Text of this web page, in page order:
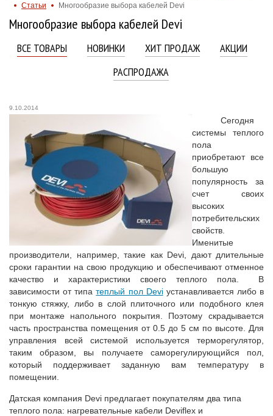
Статьи
Многообразие выбора кабелей Devi
Многообразие выбора кабелей Devi
ВСЕ ТОВАРЫ НОВИНКИ ХИТ ПРОДАЖ
АКЦИИ
РАСПРОДАЖА
9.10.2014
Сегодня
системы теплого
пола
приобретают все
большую
популярность за
счет своих
высоких
потребительских
свойств.
Именитые
производители, например, такие как Devi, дают длительные
сроки гарантии на свою продукцию и обеспечивают отменное
качество и характеристики своего теплого пола. В
зависимости от типатеплый пол Deviустанавливается либо в
тонкую стяжку, либо в слой плиточного или подобного клея
при монтаже напольного покрытия. Поэтому скрадывается
часть пространства помещения от 0.5 до 5 см по высоте. Для
управления всей системой используется терморегулятор,
таким образом, вы получаете саморегулирующийся пол,
который поддерживает заданную вам температуру в
помещении.
Датская компания Devi предлагает покупателям два типа
теплого пола: нагревательные кабели Deviflex и